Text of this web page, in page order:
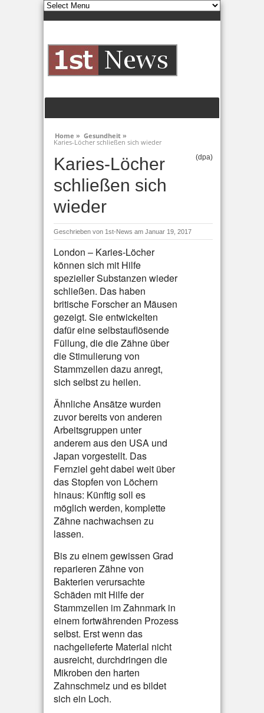
Home » Gesundheit »
Karies-Löcher schließen sich wieder
Karies-Löcher
schließen sich
wieder
(dpa)
Geschrieben von 1st-News am Januar 19, 2017
London – Karies-Löcher
können sich mit Hilfe
spezieller Substanzen wieder
schließen. Das haben
britische Forscher an Mäusen
gezeigt. Sie entwickelten
dafür eine selbstauflösende
Füllung, die die Zähne über
die Stimulierung von
Stammzellen dazu anregt,
sich selbst zu heilen.
Ähnliche Ansätze wurden
zuvor bereits von anderen
Arbeitsgruppen unter
anderem aus den USA und
Japan vorgestellt. Das
Fernziel geht dabei weit über
das Stopfen von Löchern
hinaus: Künftig soll es
möglich werden, komplette
Zähne nachwachsen zu
lassen.
Bis zu einem gewissen Grad
reparieren Zähne von
Bakterien verursachte
Schäden mit Hilfe der
Stammzellen im Zahnmark in
einem fortwährenden Prozess
selbst. Erst wenn das
nachgelieferte Material nicht
ausreicht, durchdringen die
Mikroben den harten
Zahnschmelz und es bildet
sich ein Loch.